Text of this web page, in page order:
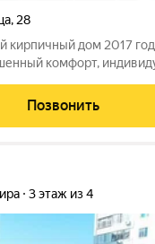
, 28
кирпичный дом 2017
комфорт,
на 40% дешевле,
грузовой
Позвонить
3 этаж из 4